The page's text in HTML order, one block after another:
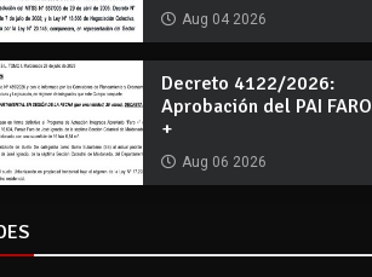
Aug 04 2026
Decreto 4122/2026:
Aprobación del PAI FARO
+
Aug 06 2026